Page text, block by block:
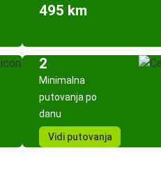
495 km
2
Minimalna
putovanja po
danu
Vidi putovanja